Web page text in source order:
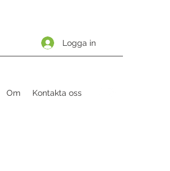
Logga in
Om Kontakta oss